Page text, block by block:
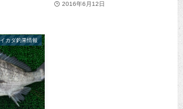
2016年6月12日
イカダ釣果情報